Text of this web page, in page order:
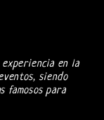
experiencia en la
siendo
para